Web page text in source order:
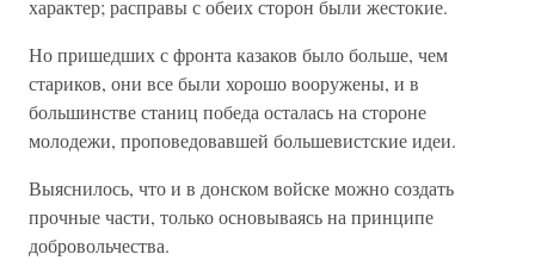
характер; расправы с обеих сторон были жестокие.
Но пришедших с фронта казаков было больше, чем
стариков, они все были хорошо вооружены, и в
большинстве станиц победа осталась на стороне
молодежи, проповедовавшей большевистские идеи.
Выяснилось, что и в донском войске можно создать
прочные части, только основываясь на принципе
добровольчества.